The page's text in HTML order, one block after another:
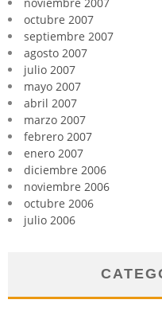
octubre 2007
septiembre 2007
agosto 2007
julio 2007
mayo 2007
abril 2007
marzo 2007
febrero 2007
enero 2007
diciembre 2006
noviembre 2006
octubre 2006
julio 2006